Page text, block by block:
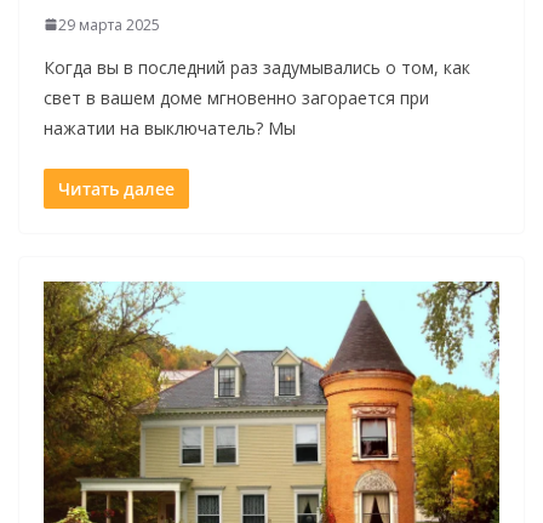
29 марта 2025
Когда вы в последний раз задумывались о том, как
свет в вашем доме мгновенно загорается при
нажатии на выключатель? Мы
Читать далее